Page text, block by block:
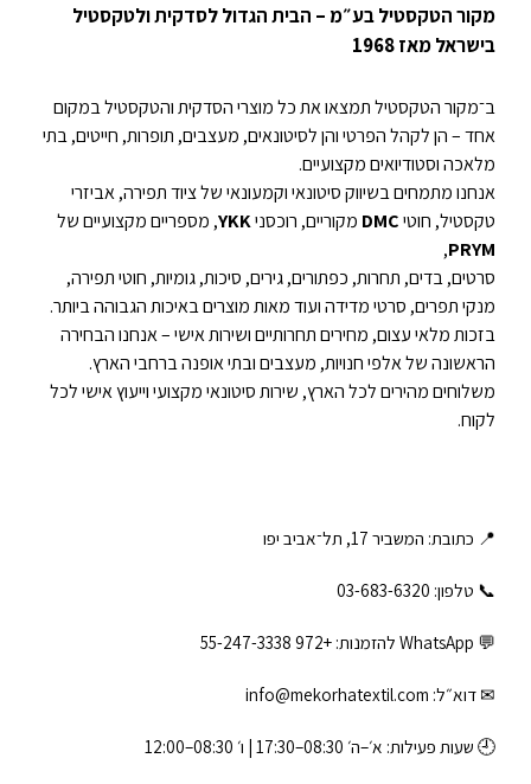
מקור הטקסטיל בע״מ – הבית הגדול לסדקית ולטקסטיל
בישראל מאז 1968
ב־מקור הטקסטיל תמצאו את כל מוצרי הסדקית והטקסטיל במקום
אחד – הן לקהל הפרטי והן לסיטונאים, מעצבים, תופרות, חייטים, בתי
מלאכה וסטודיואים מקצועיים.
אנחנו מתמחים בשיווק סיטונאי וקמעונאי של ציוד תפירה, אביזרי
טקסטיל, חוטיDMC מקוריים, רוכסניYKK, מספריים מקצועיים של
PRYM
,
סרטים, בדים, תחרות, כפתורים, גירים, סיכות, גומיות, חוטי תפירה,
מנקי תפרים, סרטי מדידה ועוד מאות מוצרים באיכות הגבוהה ביותר.
בזכות מלאי עצום, מחירים תחרותיים ושירות אישי – אנחנו הבחירה
הראשונה של אלפי חנויות, מעצבים ובתי אופנה ברחבי הארץ.
משלוחים מהירים לכל הארץ, שירות סיטונאי מקצועי וייעוץ אישי לכל
לקוח.
📍 כתובת: המשביר 17, תל־אביב יפו
📞 טלפון: ‎03-683-6320
💬 WhatsApp להזמנות: +972 55-247-3338
✉ דוא״ל: info@mekorhatextil.com
🕘 שעות פעילות: א׳–ה׳ 08:30–17:30 | ו׳ 08:30–12:00